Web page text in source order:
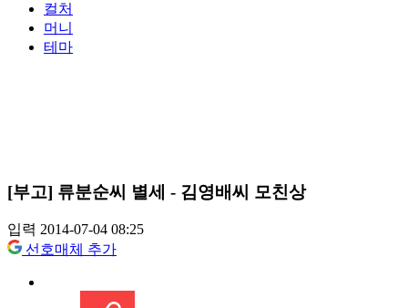
컬처
머니
테마
[부고] 류분순씨 별세 - 김영배씨 모친상
입력 2014-07-04 08:25
선호매체 추가